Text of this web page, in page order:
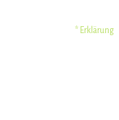
* Erklärung